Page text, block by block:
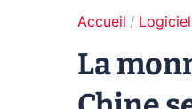
Accueil
La